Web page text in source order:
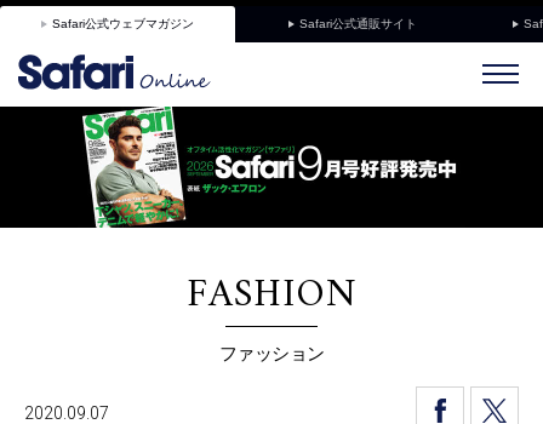
Safari公式ウェブマガジン Safari公式通販サイト
FASHION
ファッション
2020.09.07